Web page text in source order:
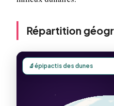
Répartition